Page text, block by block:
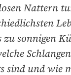
Nattern
zu sonnigen
sind und wie